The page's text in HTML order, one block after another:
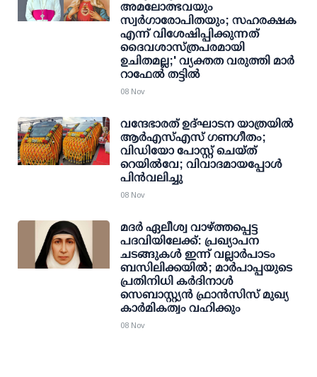
അമലോത്ഭവയും
സ്വർഗാരോപിതയും; സഹരക്ഷക
എന്ന് വിശേഷിപ്പിക്കുന്നത്
ദൈവശാസ്ത്രപരമായി
ഉചിതമല്ല;' വ്യക്തത വരുത്തി മാർ
റാഫേൽ തട്ടിൽ
08 Nov
വന്ദേഭാരത് ഉദ്ഘാടന യാത്രയിൽ
ആർഎസ്എസ് ഗണഗീതം;
വിഡിയോ പോസ്റ്റ് ചെയ്ത്
റെയിൽവേ; വിവാദമായപ്പോൾ
പിൻവലിച്ചു
08 Nov
മദര്‍ ഏലീശ്വ വാഴ്ത്തപ്പെട്ട
പദവിയിലേക്ക്: പ്രഖ്യാപന
ചടങ്ങുകള്‍ ഇന്ന് വല്ലാര്‍പാടം
ബസിലിക്കയില്‍; മാര്‍പാപ്പയുടെ
പ്രതിനിധി കര്‍ദിനാള്‍
സെബാസ്റ്റ്യന്‍ ഫ്രാന്‍സിസ് മുഖ്യ
കാര്‍മികത്വം വഹിക്കും
08 Nov